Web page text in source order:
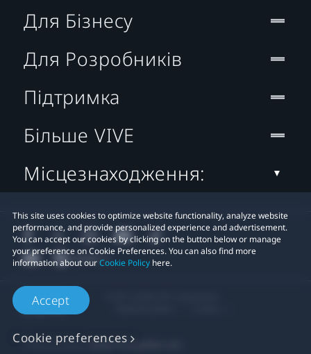
This site uses cookies to optimize website functionality, analyze website
performance, and provide personalized experience and advertisement.
You can accept our cookies by clicking on the button below or manage
your preference on Cookie Preferences. You can also find more
information about ourCookie Policy here.
Accept
Cookie preferences
Для Бізнесу
Для Розробників
Підтримка
Більше VIVE
Місцезнаходження:
Privacy Contact:Global-Privacy@htc.com